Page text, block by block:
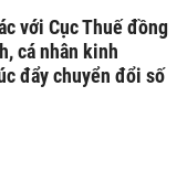
với Cục Thuế đồng
cá nhân kinh
đẩy chuyển đổi số